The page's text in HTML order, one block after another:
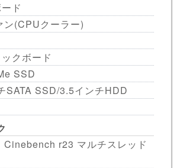
ド
ン(CPUクーラー)
クボード
SSD
SATA SSD/3.5インチHDD
Cinebench r23 マルチスレッド